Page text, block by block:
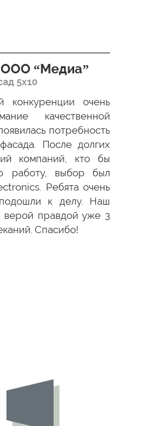
ООО “Медиа”
5х10
конкуренции очень
качественной
потребность
После долгих
компаний, кто бы
работу, выбор был
Ребята очень
к делу. Наш
верой правдой уже 3
Спасибо!